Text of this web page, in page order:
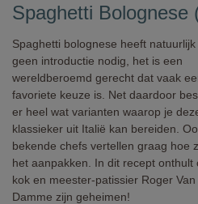
Spaghetti Bolognese
Spaghetti bolognese heeft natuurlijk
geen introductie nodig, het is een
wereldberoemd gerecht dat vaak
favoriete keuze is. Net daardoor
er heel wat varianten waarop je
klassieker uit Italië kan bereiden.
bekende chefs vertellen graag hoe
het aanpakken. In dit recept onthult
kok en meester-patissier Roger Van
Damme zijn geheimen!